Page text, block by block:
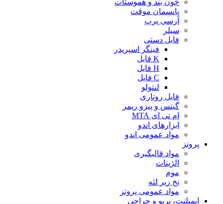
پانسمان موقت
آرسی پرپ
سیلر
فایل دستی
فینگر اسپریدر
K فایل
H فایل
C فایل
لنتولو
فایل روتاری
گیتس و پیزو ریمر
ام تی ای MTA
ابزارهای اندو
مواد عمومی اندو
پروتز
مواد قالبگیری
الژینات
موم
نخ زیر لثه
مواد عمومی پروتز
ایمپلنت، پریو و جراحی